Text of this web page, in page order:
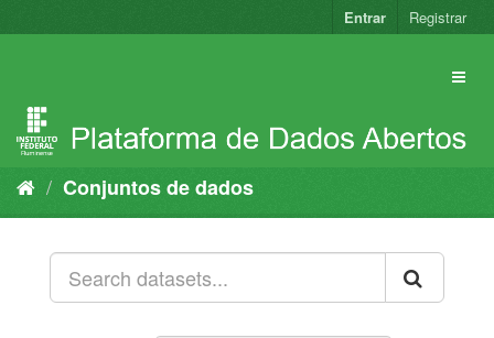
para
Entrar Registrar
Conjuntos de dados